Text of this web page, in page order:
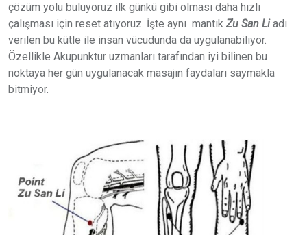
çözüm yolu buluyoruz ilk günkü gibi olması daha hızlı
çalışması için reset atıyoruz. İşte aynı mantık Zu San Liadı
verilen bu kütle ile insan vücudunda da uygulanabiliyor.
Özellikle Akupunktur uzmanları tarafından iyi bilinen bu
noktaya her gün uygulanacak masajın faydaları saymakla
bitmiyor.